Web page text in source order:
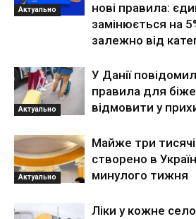
Актуально
нові правила:
замінюється на
залежно від
Актуально
У Данії
правила для
відмовити у
Актуально
Майже три
створено в
минулого тижня
Ліки у кожне